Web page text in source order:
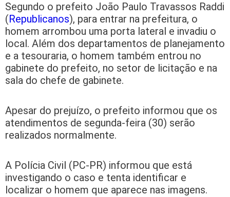
Segundo o prefeito João Paulo Travassos Raddi
(Republicanos), para entrar na prefeitura, o
homem arrombou uma porta lateral e invadiu o
local. Além dos departamentos de planejamento
e a tesouraria, o homem também entrou no
gabinete do prefeito, no setor de licitação e na
sala do chefe de gabinete.
Apesar do prejuízo, o prefeito informou que os
atendimentos de segunda-feira (30) serão
realizados normalmente.
A Polícia Civil (PC-PR) informou que está
investigando o caso e tenta identificar e
localizar o homem que aparece nas imagens.